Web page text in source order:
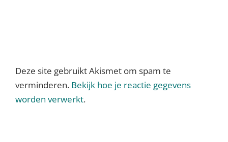
Deze site gebruikt Akismet om spam te
verminderen. Bekijk hoe je reactie gegevens
worden verwerkt.